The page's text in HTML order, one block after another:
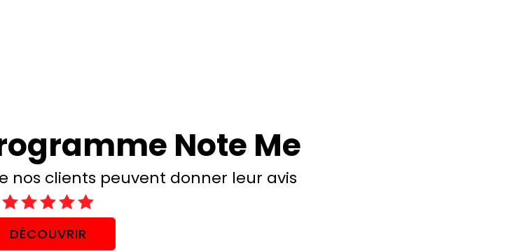
Note Me
nos clients peuvent donner leur avis
DÉCOUVRIR